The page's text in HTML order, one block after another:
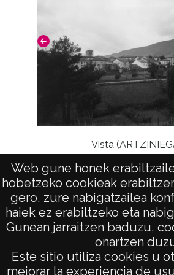
Web gune honek
hobetzeko cookieak
gero, zure nabigatzailea
haiek ez erabiltzeko eta
Gunean jarraitzen baduzu,
onartzen
Este sitio utiliza cookies u
mejorar la experiencia de
Licencia de las
CC BY-NC-SA 4.0
Vista
AVISO LEGAL
POLÍTICA DE PRIVACIDAD